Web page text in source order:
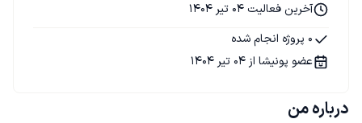
درباره من
آخرین فعالیت 04 تیر 1404
0 پروژه انجام شده
عضو پونیشا از 04 تیر 1404